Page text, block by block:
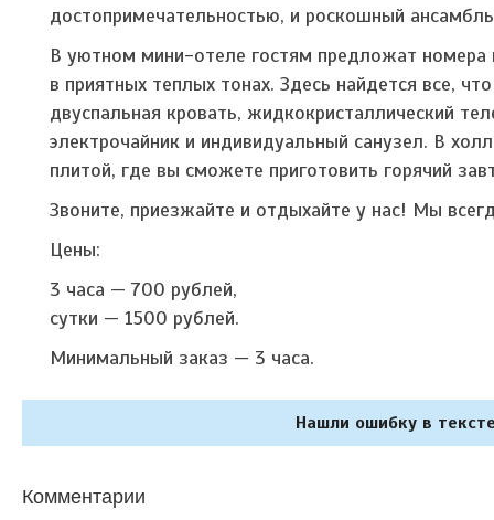
достопримечательностью, и роскошный
В уютном мини-отеле гостям предложат
в приятных теплых тонах. Здесь найдется все,
двуспальная кровать, жидкокристаллический
электрочайник и индивидуальный санузел. В
плитой, где вы сможете приготовить горячий
Звоните, приезжайте и отдыхайте у нас! Мы
Цены:
3 часа — 700 рублей,
сутки — 1500 рублей.
Минимальный заказ — 3 часа.
Нашли ошибку в
Комментарии